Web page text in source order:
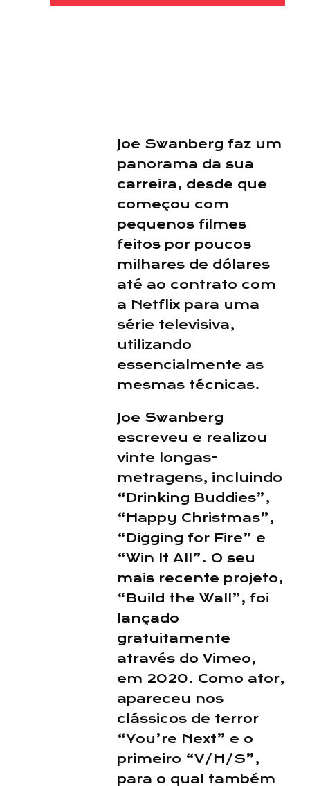
Joe Swanberg faz um
panorama da sua
carreira, desde que
começou com
pequenos filmes
feitos por poucos
milhares de dólares
até ao contrato com
a Netflix para uma
série televisiva,
utilizando
essencialmente as
mesmas técnicas.
Joe Swanberg
escreveu e realizou
vinte longas-
metragens, incluindo
“Drinking Buddies”,
“Happy Christmas”,
“Digging for Fire” e
“Win It All”. O seu
mais recente projeto,
“Build the Wall”, foi
lançado
gratuitamente
através do Vimeo,
em 2020. Como ator,
apareceu nos
clássicos de terror
“You’re Next” e o
primeiro “V/H/S”,
para o qual também